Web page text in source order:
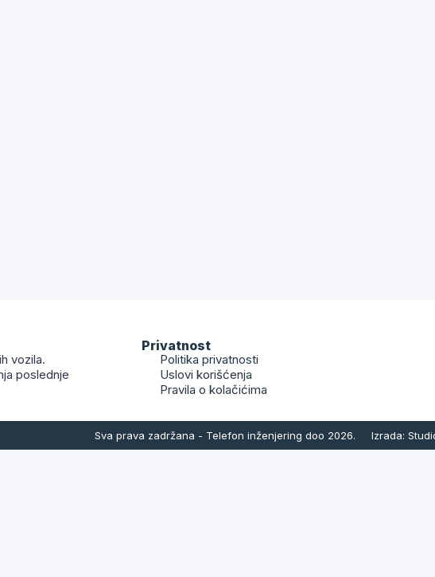
vozila.
poslednje
Privatnost
Politika privatnosti
Uslovi korišćenja
Pravila o kolačićima
Sva prava zadržana - Telefon inženjering doo 2026. Izrada: